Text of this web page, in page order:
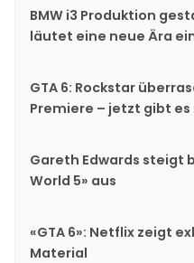
BMW i3 Produktion
läutet eine neue Ära
GTA 6: Rockstar
Premiere – jetzt gibt es
Gareth Edwards steigt
World 5» aus
«GTA 6»: Netflix zeigt
Material